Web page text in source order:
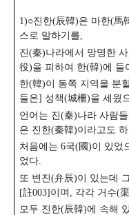
1)○진한(辰韓)은 마한(馬
스로 말하기를,
진(秦)나라에서 망명한
役)을 피하여 한(韓)에 들
한(韓)이 동쪽 지역을 분
들은] 성책(城柵)을 세웠
언어는 진(秦)나라 사람
은 진한(秦韓)이라고도 하
처음에는 6국(國)이 있었
었다.
또 변진(弁辰)이 있는데
[註003]이며, 각각 거수(
모두 진한(辰韓)에 속해